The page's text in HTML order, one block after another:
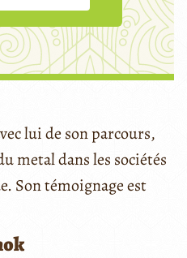
lui de son parcours,
metal dans les sociétés
Son témoignage est